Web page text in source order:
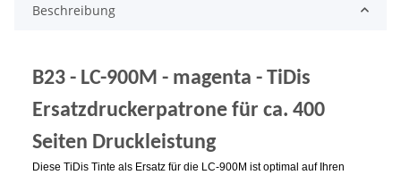
Beschreibung
B23 - LC-900M - magenta - TiDis
Ersatzdruckerpatrone für ca. 400
Seiten Druckleistung
Diese TiDis Tinte als Ersatz für die LC-900M ist optimal auf Ihren